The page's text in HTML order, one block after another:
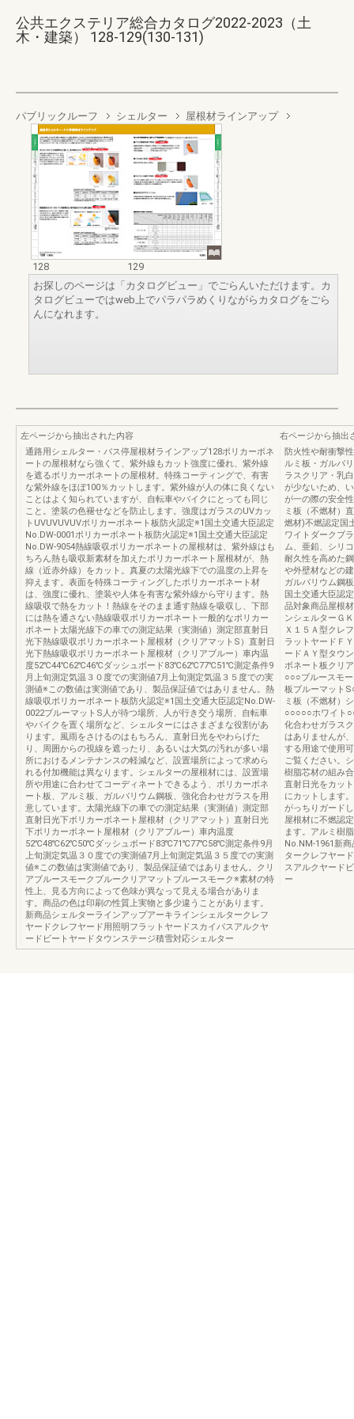
公共エクステリア総合カタログ2022-2023（土
木・建築） 128-129(130-131)
パブリックルーフ シェルター 屋根材ラインアップ
128
129
お探しのページは「カタログビュー」でごらんいただけます。カ
タログビューではweb上でパラパラめくりながらカタログをごら
んになれます。
左ページから抽出された内容
通路用シェルター・バス停屋根材ラインアップ128ポリカーボネ
ートの屋根材なら強くて、紫外線もカット強度に優れ、紫外線
を遮るポリカーボネートの屋根材。特殊コーティングで、有害
な紫外線をほぼ100％カットします。紫外線が人の体に良くない
ことはよく知られていますが、自転車やバイクにとっても同じ
こと。塗装の色褪せなどを防止します。強度はガラスのUVカッ
トUVUVUVUVポリカーボネート板防火認定※1国土交通大臣認定
No.DW-0001ポリカーボネート板防火認定※1国土交通大臣認定
No.DW-9054熱線吸収ポリカーボネートの屋根材は、紫外線はも
ちろん熱も吸収新素材を加えたポリカーボネート屋根材が、熱
線（近赤外線）をカット。真夏の太陽光線下での温度の上昇を
抑えます。表面を特殊コーティングしたポリカーボネート材
は、強度に優れ、塗装や人体を有害な紫外線から守ります。熱
線吸収で熱をカット！熱線をそのまま通す熱線を吸収し、下部
には熱を通さない熱線吸収ポリカーボネート一般的なポリカー
ボネート太陽光線下の車での測定結果（実測値）測定部直射日
光下熱線吸収ポリカーボネート屋根材（クリアマットS）直射日
光下熱線吸収ポリカーボネート屋根材（クリアブルー）車内温
度52℃44℃62℃46℃ダッシュボード83℃62℃77℃51℃測定条件9
月上旬測定気温３０度での実測値7月上旬測定気温３５度での実
測値※この数値は実測値であり、製品保証値ではありません。熱
線吸収ポリカーボネート板防火認定※1国土交通大臣認定No.DW-
0022ブルーマットS人が待つ場所、人が行き交う場所、自転車
やバイクを置く場所など、シェルターにはさまざまな役割があ
ります。風雨をさけるのはもちろん、直射日光をやわらげた
り、周囲からの視線を遮ったり、あるいは大気の汚れが多い場
所におけるメンテナンスの軽減など、設置場所によって求めら
れる付加機能は異なります。シェルターの屋根材には、設置場
所や用途に合わせてコーディネートできるよう、ポリカーボネ
ート板、アルミ板、ガルバリウム鋼板、強化合わせガラスを用
意しています。太陽光線下の車での測定結果（実測値）測定部
直射日光下ポリカーボネート屋根材（クリアマット）直射日光
下ポリカーボネート屋根材（クリアブルー）車内温度
52℃48℃62℃50℃ダッシュボード83℃71℃77℃58℃測定条件9月
上旬測定気温３０度での実測値7月上旬測定気温３５度での実測
値※この数値は実測値であり、製品保証値ではありません。クリ
アブルースモークブルークリアマットブルースモーク※素材の特
性上、見る方向によって色味が異なって見える場合がありま
す。商品の色は印刷の性質上実物と多少違うことがあります。
新商品シェルターラインアップアーキラインシェルタークレフ
ヤードクレフヤード用照明フラットヤードスカイパスアルクヤ
ードビートヤードタウンステージ積雪対応シェルター
右ページから抽出
防火性や耐衝撃
ルミ板・ガルバ
ラスクリア・乳
が少ないため、
が一の際の安全
ミ板（不燃材）
燃材)不燃認定国
ワイトダークブ
ム、亜鉛、シリ
耐久性を高めた
や外壁材などの
ガルバリウム鋼
国土交通大臣認
品対象商品屋根
ンシェルターＧ
Ｘ１５Ａ型クレ
ラットヤードＦ
ードＡＹ型タウ
ボネート板クリ
○○○ブルースモ
板ブルーマット
ミ板（不燃材）
○○○○○ホワイト
化合わせガラス
はありませんが
する用途で使用
ご覧ください。
樹脂芯材の組み
直射日光をカッ
にカットします
がっちりガード
屋根材に不燃認
ます。アルミ樹
No.NM-1961新
タークレフヤー
スアルクヤード
ー